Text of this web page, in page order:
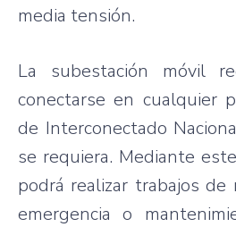
media tensión.
La subestación móvil
conectarse en cualquier
de Interconectado
se requiera. Mediante este
podrá realizar trabajos de
emergencia o